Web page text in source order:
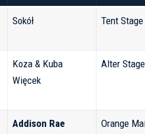
Sokół Tent Stage
Koza & Kuba
Więcek
Alter Stage
Addison Rae Orange